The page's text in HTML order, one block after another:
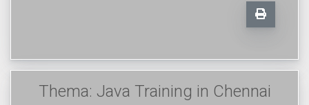
Thema: Java Training in Chennai